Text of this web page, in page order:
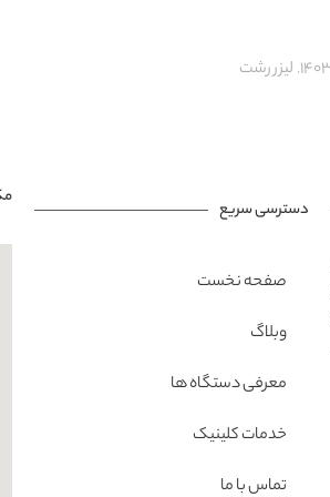
, لیزر رشت
دسترسی سریع
صفحه نخست
وبلاگ
معرفی دستگاه ها
خدمات کلینیک
تماس با ما